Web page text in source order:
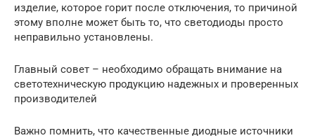
изделие, которое горит после отключения, то причиной
этому вполне может быть то, что светодиоды просто
неправильно установлены.
Главный совет – необходимо обращать внимание на
светотехническую продукцию надежных и проверенных
производителей
Важно помнить, что качественные диодные источники